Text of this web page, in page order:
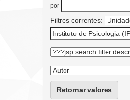
por
Filtros correntes:
Retornar valores